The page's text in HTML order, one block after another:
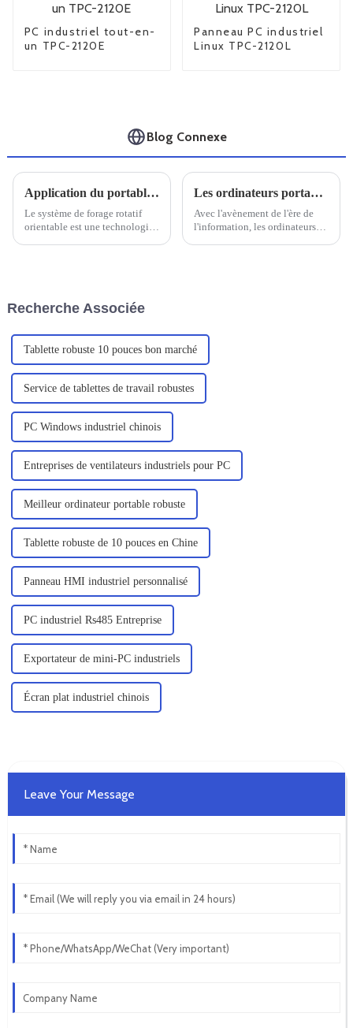
PC industriel tout-en-
un TPC-2120E
Panneau PC industriel
Linux TPC-2120L
Blog Connexe
Application du portable robuste C156 dans les forages pétroliers rotatifs orientables
Le système de forage rotatif
orientable est une technologie
Les ordinateurs portables renforcés nationaux sont-ils fiables ?
Avec l'avènement de l'ère de
l'information, les ordinateurs
leur efficacité...
Recherche Associée
Tablette robuste 10 pouces bon marché
Service de tablettes de travail robustes
PC Windows industriel chinois
Entreprises de ventilateurs industriels pour PC
Meilleur ordinateur portable robuste
Tablette robuste de 10 pouces en Chine
Panneau HMI industriel personnalisé
PC industriel Rs485 Entreprise
Exportateur de mini-PC industriels
Écran plat industriel chinois
Leave Your Message